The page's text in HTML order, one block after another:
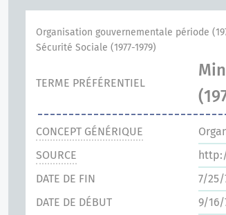
Organisation gouvernementale période
Sécurité Sociale (1977-1979)
TERME PRÉFÉRENTIEL
CONCEPT GÉNÉRIQUE
SOURCE
DATE DE FIN
7/25/
DATE DE DÉBUT
9/16/